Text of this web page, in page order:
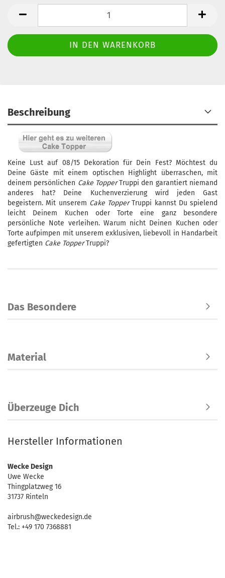
Beschreibung
Keine Lust auf 08/15 Dekoration für Dein Fest? Möchtest du
Deine Gäste mit einem optischen Highlight überraschen, mit
deinem persönlichen Cake TopperTruppi den garantiert niemand
anderes hat? Deine Kuchenverzierung wird jeden Gast
begeistern. Mit unserem Cake TopperTruppi kannst Du spielend
leicht Deinem Kuchen oder Torte eine ganz besondere
persönliche Note verleihen. Warum nicht Deinen Kuchen oder
Torte aufpimpen mit unserem exklusiven, liebevoll in Handarbeit
gefertigten Cake TopperTruppi?
Das Besondere
Material
Überzeuge Dich
Hersteller Informationen
Wecke Design
Uwe Wecke
Thingplatzweg 16
31737 Rinteln
airbrush@weckedesign.de
Tel.: +49 170 7368881